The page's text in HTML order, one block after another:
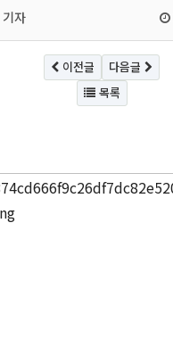
기자
이전글
다음글
목록